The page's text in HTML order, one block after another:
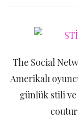
The Social
Amerikalı
günlük stili ve